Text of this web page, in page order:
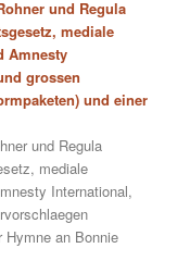
und Regula
mediale
Amnesty
grossen
und einer
und Regula
mediale
International,
Hymne an Bonnie